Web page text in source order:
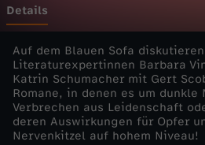
m
e
T
i
Details
Auf dem Blauen Sofa
Literaturexpertinnen Barbara
Katrin Schumacher mit Gert
Romane, in denen es um dunkle
Verbrechen aus Leidenschaft
deren Auswirkungen für Opfer
Nervenkitzel auf hohem Niveau!